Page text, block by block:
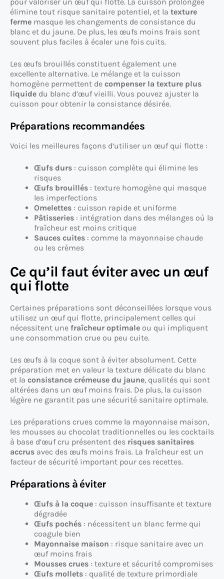
élimine tout risque sanitaire potentiel, et la texture
ferme masque les changements de consistance du
blanc et du jaune. De plus, les œufs moins frais sont
souvent plus faciles à écaler une fois cuits.
Les œufs brouillés constituent également une
excellente alternative. Le mélange et la cuisson
homogène permettent de compenser la texture plus
liquide du blanc d’œuf vieilli. Vous pouvez ajuster la
cuisson pour obtenir la consistance désirée.
Préparations recommandées
Voici les meilleures façons d’utiliser un œuf qui flotte :
Œufs durs : cuisson complète qui élimine les
risques
Œufs brouillés : texture homogène qui masque
les imperfections
Omelettes : cuisson rapide et uniforme
Pâtisseries : intégration dans des mélanges où la
fraîcheur est moins critique
Sauces cuites : comme la mayonnaise chaude
ou les crèmes
Ce qu’il faut éviter avec un œuf
qui flotte
Certaines préparations sont déconseillées lorsque vous
utilisez un œuf qui flotte, principalement celles qui
nécessitent une fraîcheur optimale ou qui impliquent
une consommation crue ou peu cuite.
Les œufs à la coque sont à éviter absolument. Cette
préparation met en valeur la texture délicate du blanc
et la consistance crémeuse du jaune, qualités qui sont
altérées dans un œuf moins frais. De plus, la cuisson
légère ne garantit pas une sécurité sanitaire optimale.
Les préparations crues comme la mayonnaise maison,
les mousses au chocolat traditionnelles ou les cocktails
à base d’œuf cru présentent des risques sanitaires
accrus avec des œufs moins frais. La fraîcheur est un
facteur de sécurité important pour ces recettes.
Préparations à éviter
Œufs à la coque : cuisson insuffisante et texture
dégradée
Œufs pochés : nécessitent un blanc ferme qui
coagule bien
Mayonnaise maison : risque sanitaire avec un
œuf moins frais
Mousses crues : texture et sécurité compromises
Œufs mollets : qualité de texture primordiale